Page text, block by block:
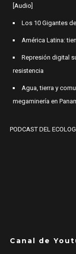
[Audio]
Los 10 Gigantes
América Latina:
Represión digital
resistencia
Agua, tierra y
megaminería en
PODCAST DEL
Canal de